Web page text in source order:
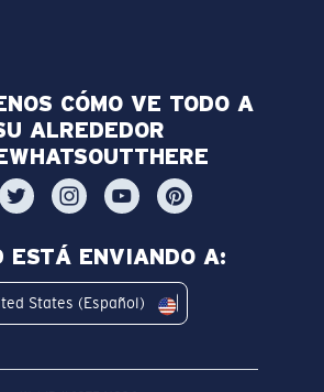
CÓMO VE TODO A
ALREDEDOR
ESTÁ ENVIANDO A:
States (Español)